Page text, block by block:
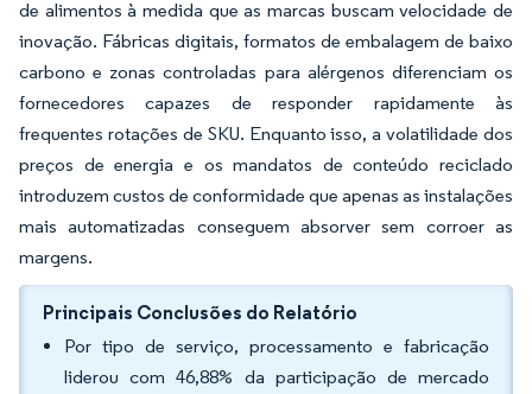
de alimentos à medida que as marcas buscam velocidade de
inovação. Fábricas digitais, formatos de embalagem de baixo
carbono e zonas controladas para alérgenos diferenciam os
fornecedores capazes de responder rapidamente às
frequentes rotações de SKU. Enquanto isso, a volatilidade dos
preços de energia e os mandatos de conteúdo reciclado
introduzem custos de conformidade que apenas as instalações
mais automatizadas conseguem absorver sem corroer as
margens.
Principais Conclusões do Relatório
Por tipo de serviço, processamento e fabricação
liderou com 46,88% da participação de mercado